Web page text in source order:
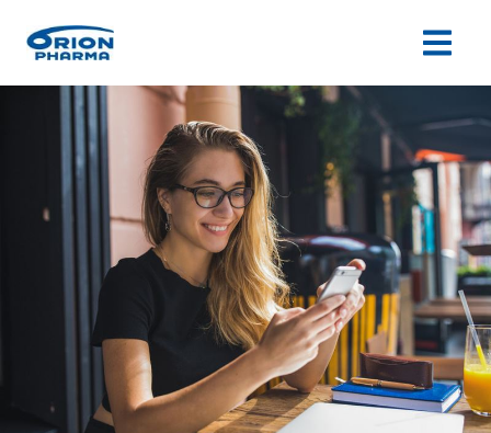
Siirry sisältöön